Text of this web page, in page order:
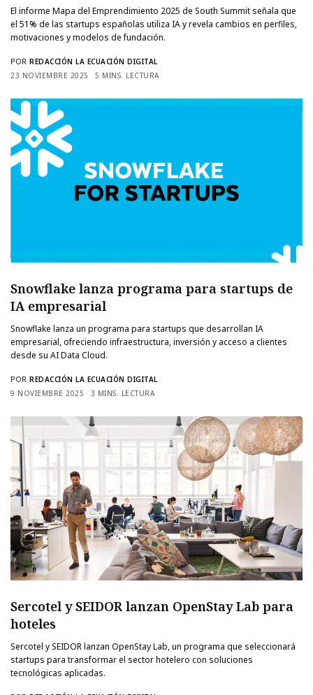
El informe Mapa del Emprendimiento 2025 de South Summit señala que
el 51% de las startups españolas utiliza IA y revela cambios en perfiles,
motivaciones y modelos de fundación.
POR REDACCIÓN LA ECUACIÓN DIGITAL
23 NOVIEMBRE 2025
5 MINS. LECTURA
Snowflake lanza programa para startups de
IA empresarial
Snowflake lanza un programa para startups que desarrollan IA
empresarial, ofreciendo infraestructura, inversión y acceso a clientes
desde su AI Data Cloud.
POR REDACCIÓN LA ECUACIÓN DIGITAL
9 NOVIEMBRE 2025
3 MINS. LECTURA
Sercotel y SEIDOR lanzan OpenStay Lab para
hoteles
Sercotel y SEIDOR lanzan OpenStay Lab, un programa que seleccionará
startups para transformar el sector hotelero con soluciones
tecnológicas aplicadas.